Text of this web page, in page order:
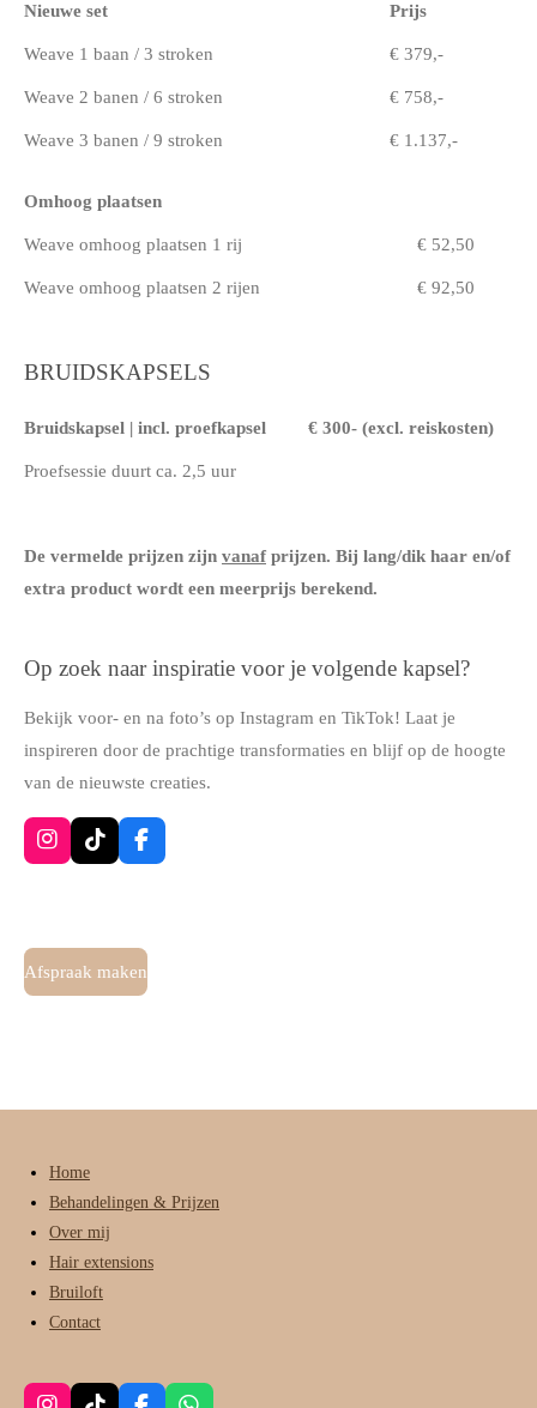
Nieuwe set Prijs
Weave 1 baan / 3 stroken € 379,-
Weave 2 banen / 6 stroken € 758,-
Weave 3 banen / 9 stroken € 1.137,-
Omhoog plaatsen
Weave omhoog plaatsen 1 rij € 52,50
Weave omhoog plaatsen 2 rijen € 92,50
BRUIDSKAPSELS
Bruidskapsel | incl. proefkapsel € 300- (excl. reiskosten)
Proefsessie duurt ca. 2,5 uur
De vermelde prijzen zijn vanaf prijzen. Bij lang/dik haar en/of
extra product wordt een meerprijs berekend.
Op zoek naar inspiratie voor je volgende kapsel?
Bekijk voor- en na foto’s op Instagram en TikTok! Laat je
inspireren door de prachtige transformaties en blijf op de hoogte
van de nieuwste creaties.
I
r
a
T
F
o
o
k
Afspraak maken
Home
Behandelingen & Prijzen
Over mij
Hair extensions
Bruiloft
Contact